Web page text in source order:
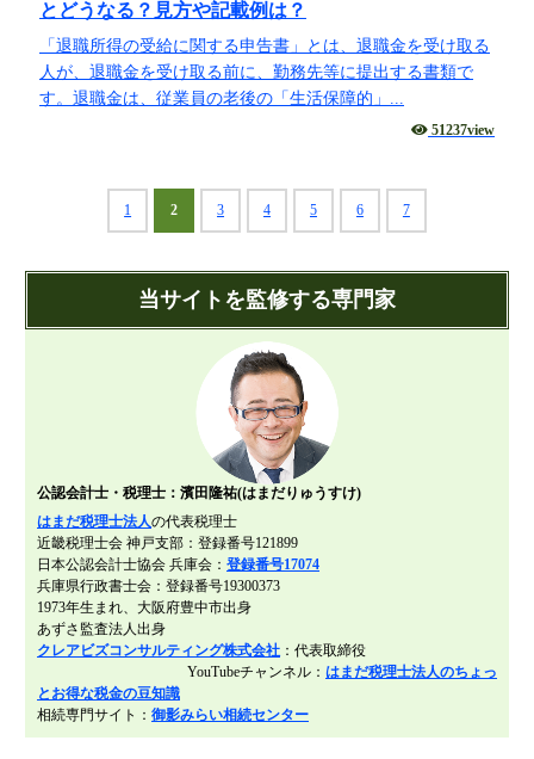
とどうなる？見方や記載例は？
「退職所得の受給に関する申告書」とは、退職金を受け取る
人が、退職金を受け取る前に、勤務先等に提出する書類で
す。退職金は、従業員の老後の「生活保障的」...
51237view
1 2 3 4 5 6 7
当サイトを監修する専門家
公認会計士・税理士：濱田隆祐(はまだりゅうすけ)
はまだ税理士法人の代表税理士
近畿税理士会 神戸支部：登録番号121899
日本公認会計士協会 兵庫会： 登録番号17074
兵庫県行政書士会：登録番号19300373
1973年生まれ、大阪府豊中市出身
あずさ監査法人出身
クレアビズコンサルティング株式会社 ：代表取締役
YouTubeチャンネル： はまだ税理士法人のちょっ
とお得な税金の豆知識
相続専門サイト： 御影みらい相続センター